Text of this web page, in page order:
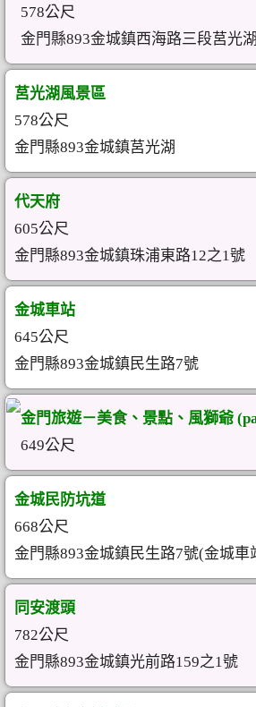
578公尺
金門縣893金城鎮西海路三段莒光湖
莒光湖風景區
578公尺
金門縣893金城鎮莒光湖
代天府
605公尺
金門縣893金城鎮珠浦東路12之1號
金城車站
645公尺
金門縣893金城鎮民生路7號
金門旅遊－美食、景點、風獅爺
649公尺
金城民防坑道
668公尺
金門縣893金城鎮民生路7號(金城車
同安渡頭
782公尺
金門縣893金城鎮光前路159之1號